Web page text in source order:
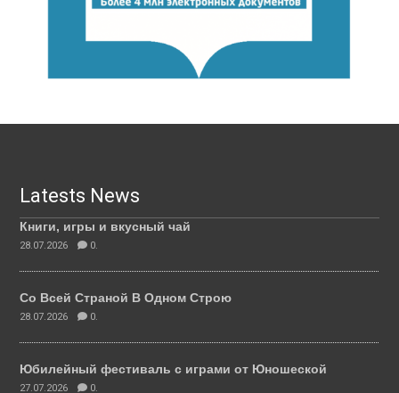
Latests News
Книги, игры и вкусный чай
28.07.2026 0.
Со Всей Страной В Одном Строю
28.07.2026 0.
Юбилейный фестиваль с играми от Юношеской
27.07.2026 0.